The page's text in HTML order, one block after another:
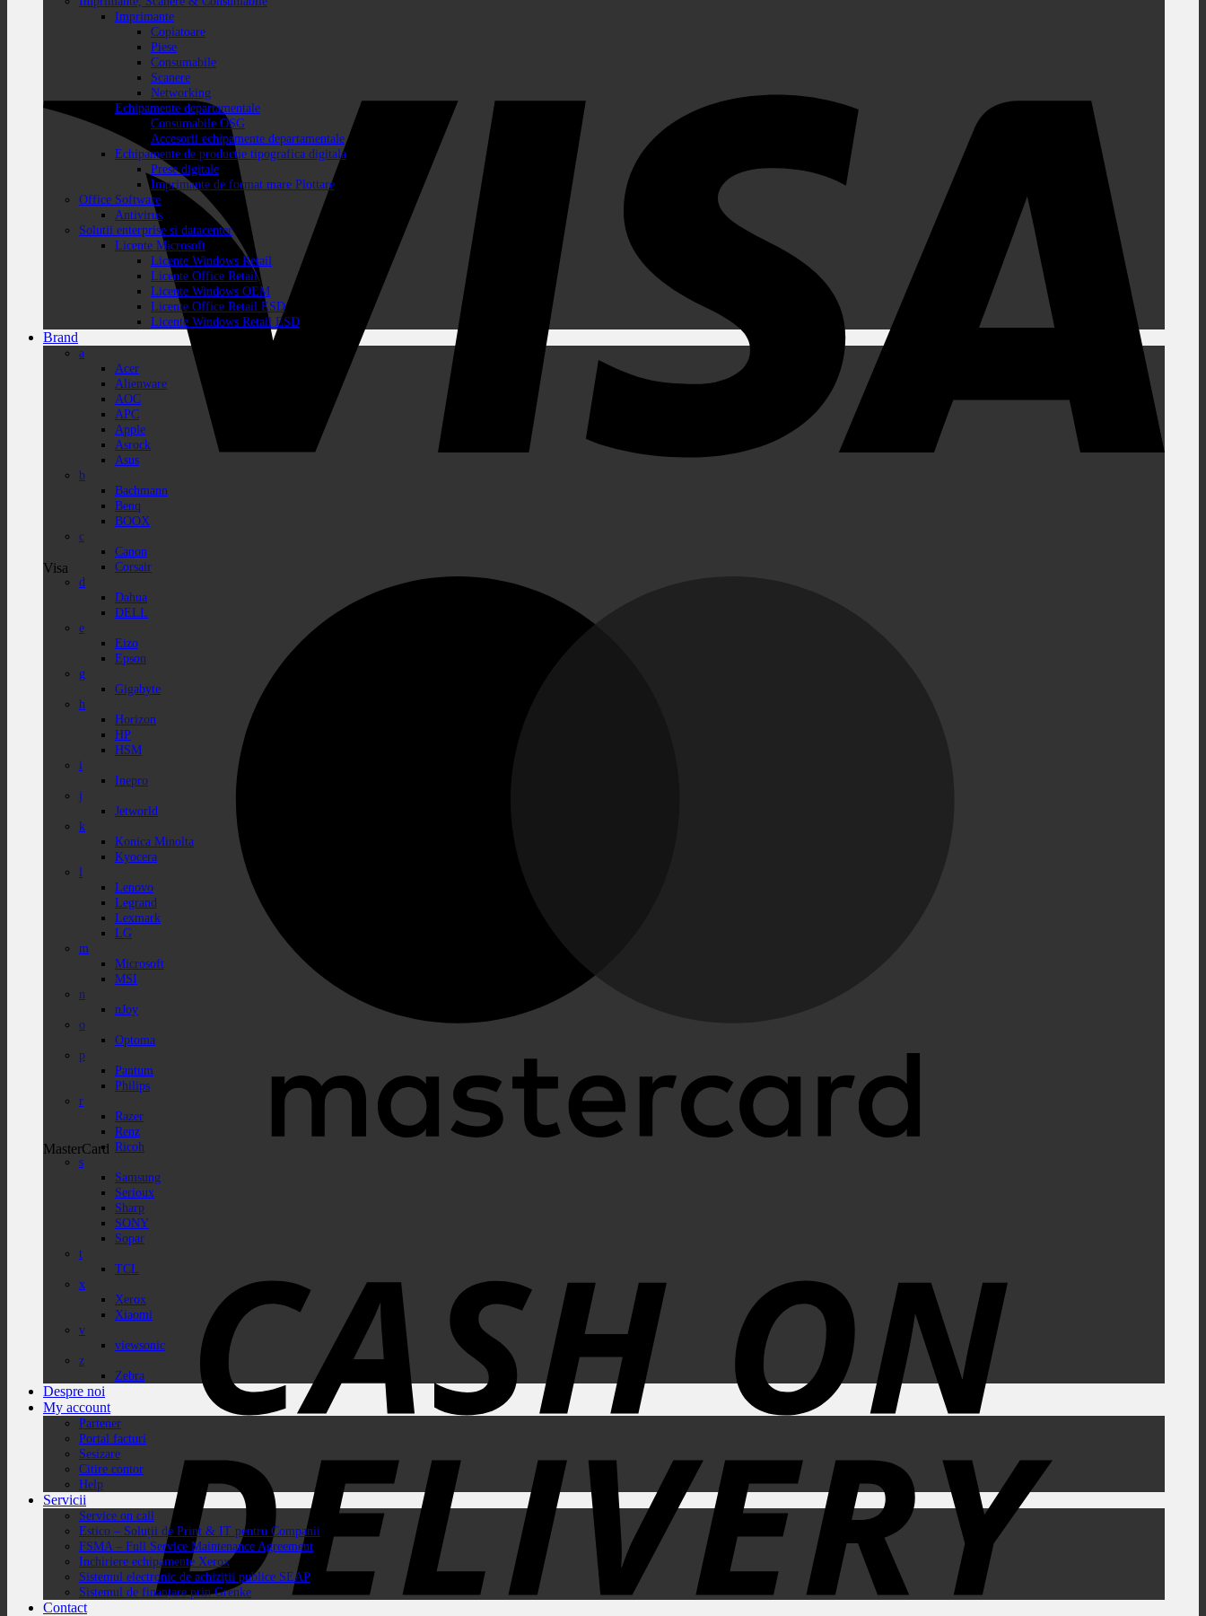
Visa
MasterCard
Imprimante
Copiatoare
Piese
Consumabile
Scanere
Networking
Echipamente departamentale
Consumabile OSG
Accesorii echipamente departamentale
Echipamente de productie tipografica digitala
Prese digitale
Imprimante de format mare Plottare
Office Software
Antivirus
Solutii enterprise si datacenter
Licente Microsoft
Licente Windows Retail
Licente Office Retail
Licente Windows OEM
Licente Office Retail ESD
Licente Windows Retail ESD
Brand
a
Acer
Alienware
AOC
APC
Apple
Asrock
Asus
b
Bachmann
Benq
BOOX
c
Canon
Corsair
d
Dahua
DELL
e
Eizo
Epson
g
Gigabyte
h
Horizon
HP
HSM
i
Inepro
j
Jetworld
k
Konica Minolta
Kyocera
l
Lenovo
Legrand
Lexmark
LG
m
Microsoft
MSI
n
nJoy
o
Optoma
p
Pantum
Philips
r
Razer
Renz
Ricoh
s
Samsung
Serioux
Sharp
SONY
Sopar
t
TCL
x
Xerox
Xiaomi
v
viewsonic
z
Zebra
Despre noi
My account
Partener
Portal facturi
Sesizare
Citire contor
Help
Servicii
Service on call
Estico – Soluții de Print & IT pentru Companii
FSMA – Full Service Maintenance Agreement
Inchiriere echipamente Xerox
Sistemul electronic de achiziții publice SEAP
Sistemul de finanțare prin Grenke
Contact